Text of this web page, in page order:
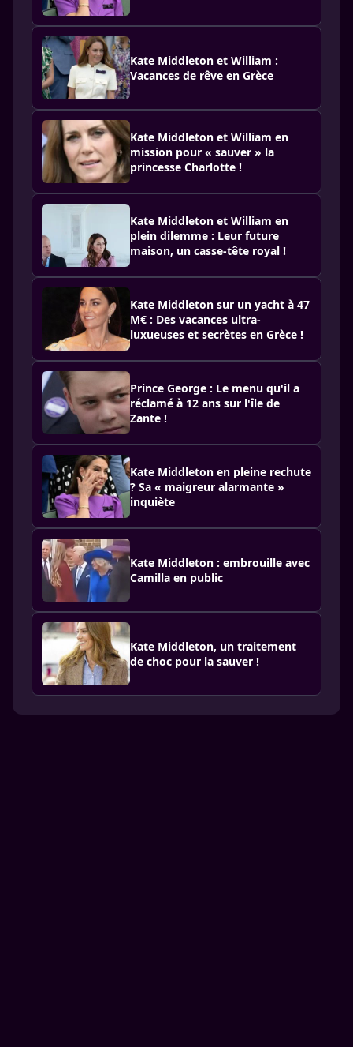
Kate Middleton et William :
Vacances de rêve en Grèce
Kate Middleton et William en
mission pour « sauver » la
princesse Charlotte !
Kate Middleton et William en
plein dilemme : Leur future
maison, un casse-tête royal !
Kate Middleton sur un yacht à 47
M€ : Des vacances ultra-
luxueuses et secrètes en Grèce !
Prince George : Le menu qu'il a
réclamé à 12 ans sur l'île de
Zante !
Kate Middleton en pleine rechute
? Sa « maigreur alarmante »
inquiète
Kate Middleton : embrouille avec
Camilla en public
Kate Middleton, un traitement
de choc pour la sauver !